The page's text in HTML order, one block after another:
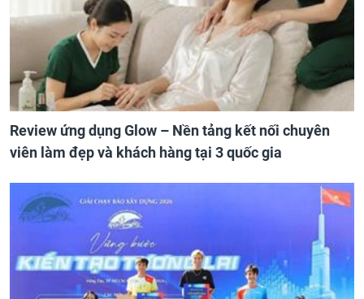
Review ứng dụng Glow – Nền tảng kết nối chuyên
viên làm đẹp và khách hàng tại 3 quốc gia